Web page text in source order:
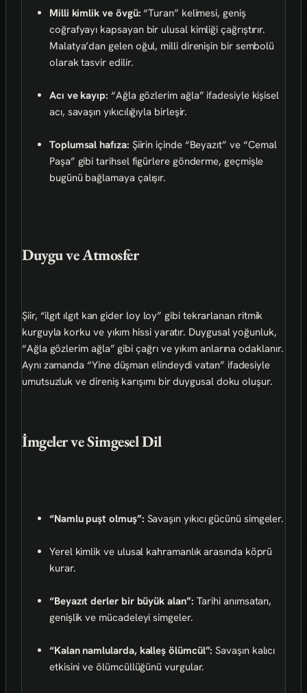
Milli kimlik ve övgü: “Turan” kelimesi, geniş
coğrafyayı kapsayan bir ulusal kimliği çağrıştırır.
Malatya’dan gelen oğul, milli direnişin bir sembolü
olarak tasvir edilir.
Acı ve kayıp: “Ağla gözlerim ağla” ifadesiyle kişisel
acı, savaşın yıkıcılığıyla birleşir.
Toplumsal hafıza: Şiirin içinde “Beyazıt” ve “Cemal
Paşa” gibi tarihsel figürlere gönderme, geçmişle
bugünü bağlamaya çalışır.
Duygu ve Atmosfer
Şiir, “ilgıt ılgıt kan gider loy loy” gibi tekrarlanan ritmik
kurguyla korku ve yıkım hissi yaratır. Duygusal yoğunluk,
“Ağla gözlerim ağla” gibi çağrı ve yıkım anlarına odaklanır.
Aynı zamanda “Yine düşman elindeydi vatan” ifadesiyle
umutsuzluk ve direniş karışımı bir duygusal doku oluşur.
İmgeler ve Simgesel Dil
“Namlu puşt olmuş”: Savaşın yıkıcı gücünü simgeler.
Yerel kimlik ve ulusal kahramanlık arasında köprü
kurar.
“Beyazıt derler bir büyük alan”: Tarihi anımsatan,
genişlik ve mücadeleyi simgeler.
“Kalan namlularda, kalleş ölümcül”: Savaşın kalıcı
etkisini ve ölümcüllüğünü vurgular.